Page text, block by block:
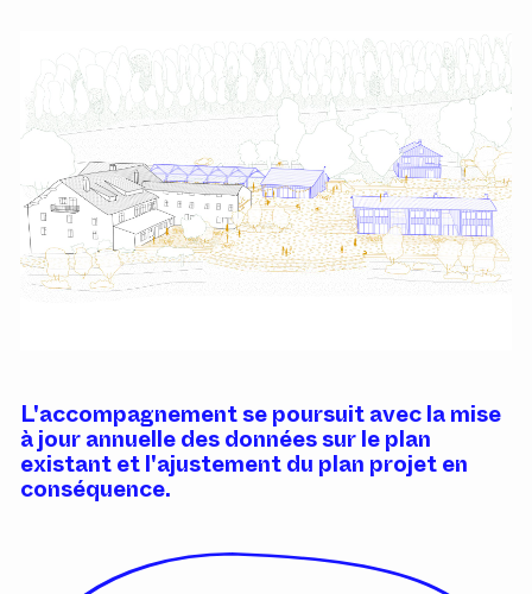
L'accompagnement se poursuit avec la mise
à jour annuelle des données sur le plan
existant et l'ajustement du plan projet en
conséquence.